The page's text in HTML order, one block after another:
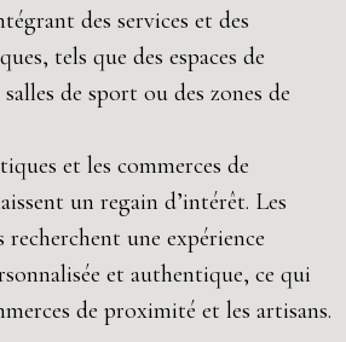
des services et des
tels que des espaces de
de sport ou des zones de
et les commerces de
un regain d’intérêt. Les
recherchent une expérience
et authentique, ce qui
de proximité et les artisans.